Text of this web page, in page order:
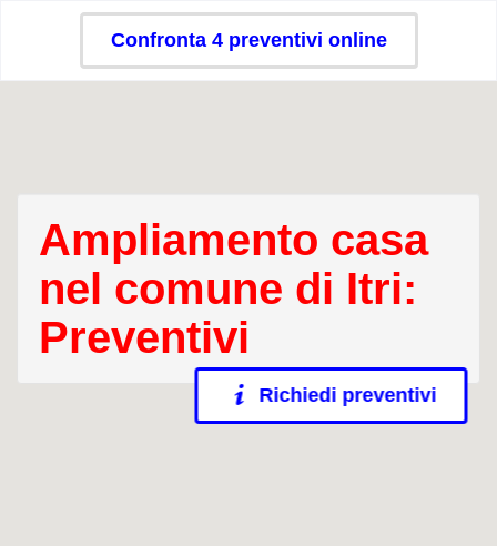
Confronta 4 preventivi online
Ampliamento casa
nel comune di Itri:
Preventivi
Richiedi preventivi